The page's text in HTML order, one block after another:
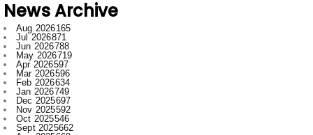
Jun 2026
788
May 2026719
Apr 2026597
Mar 2026596
Feb 2026634
Jan 2026749
Dec 2025697
Nov 2025592
Oct 2025546
Sept 2025662
Aug 2025669
Jul 2025776
Jun 2025958
May 2025996
Apr 2025918